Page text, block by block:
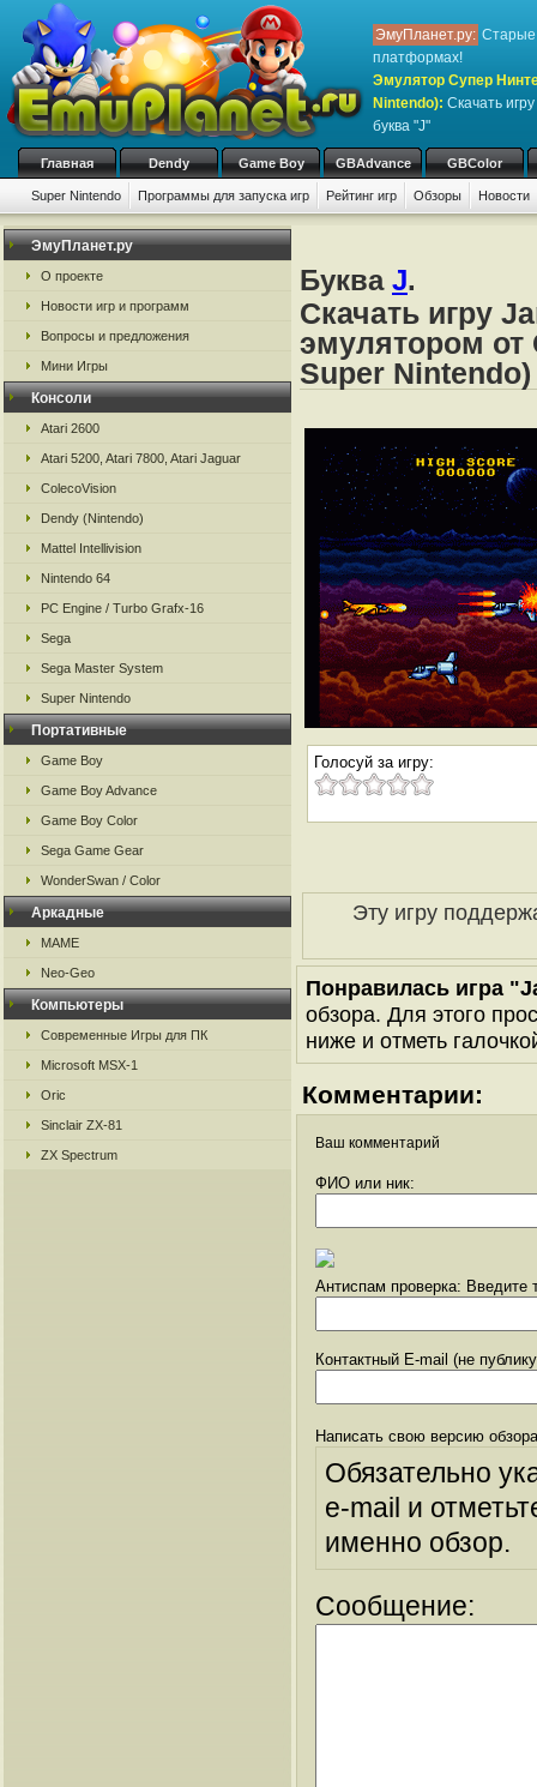
ЭмуПланет.ру: Старые
платформах!
Эмулятор Супер
Nintendo): Скачать игру
буква "J"
Главная Dendy Game Boy GBAdvance GBColor
Super Nintendo Программы для запуска игр Рейтинг игр Обзоры Новости
Игры: # A B C D E F G H I
ЭмуПланет.ру
О проекте
Новости игр и программ
Вопросы и предложения
Мини Игры
Консоли
Atari 2600
Atari 5200, Atari 7800, Atari Jaguar
ColecoVision
Dendy (Nintendo)
Mattel Intellivision
Nintendo 64
PC Engine / Turbo Grafx-16
Sega
Sega Master System
Super Nintendo
Портативные
Game Boy
Game Boy Advance
Game Boy Color
Sega Game Gear
WonderSwan / Color
Аркадные
MAME
Neo-Geo
Компьютеры
Современные Игры для ПК
Microsoft MSX-1
Oric
Sinclair ZX-81
ZX Spectrum
Буква J.
Скачать игру
эмулятором от
Super Nintendo)
Голосуй за игру:
Эту игру
Понравилась игра
обзора. Для этого
ниже и отметь
Комментарии:
Ваш комментарий
ФИО или ник:
Антиспам проверка: Введите
Контактный E-mail (не
Написать свою версию
Обязательно
e-mail и
именно обзор.
Сообщение: